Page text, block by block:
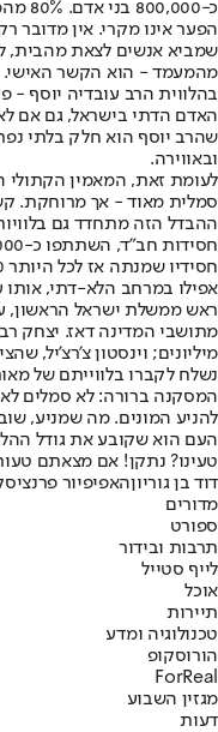
כ-800,000 בני אדם. 80% מהמאמינים ליוו את רבם.
הפער אינו מקרי. אין מדובר
שמביא אנשים לצאת מהבית,
מהמעמד - הוא הקשר
בהלווית הרב עובדיה יוסף - פי 2 מהלוויית האפיפיור,צילום: ליאור
האדם הדתי בישראל, גם אם
שהרב יוסף הוא חלק בלתי
ובאווירה.
לעומת זאת, המאמין הקתולי
סמלית מאוד - אך מרוחקת.
ההבדל הזה מתחדד גם
חסידיו שמנתה אז לכל היותר 20,000 איש.
אפילו במרחב הלא-דתי, אותו
מתושבי המדינה דאז. יצחק
מיליונים; וינסטון צ'רצ'יל,
נשלח לקברו בלווייתם של
המסקנה ברורה: לא סמלים
להניע המונים. מה שמניע,
העם הוא שקובע את גודל
טעינו? נתקן! אם מצאתם
דוד בן גוריוןהאפיפיור
מדורים
ספורט
תרבות ובידור
לייף סטייל
אוכל
תיירות
טכנולוגיה ומדע
הורוסקופ
ForReal
מגזין השבוע
דעות